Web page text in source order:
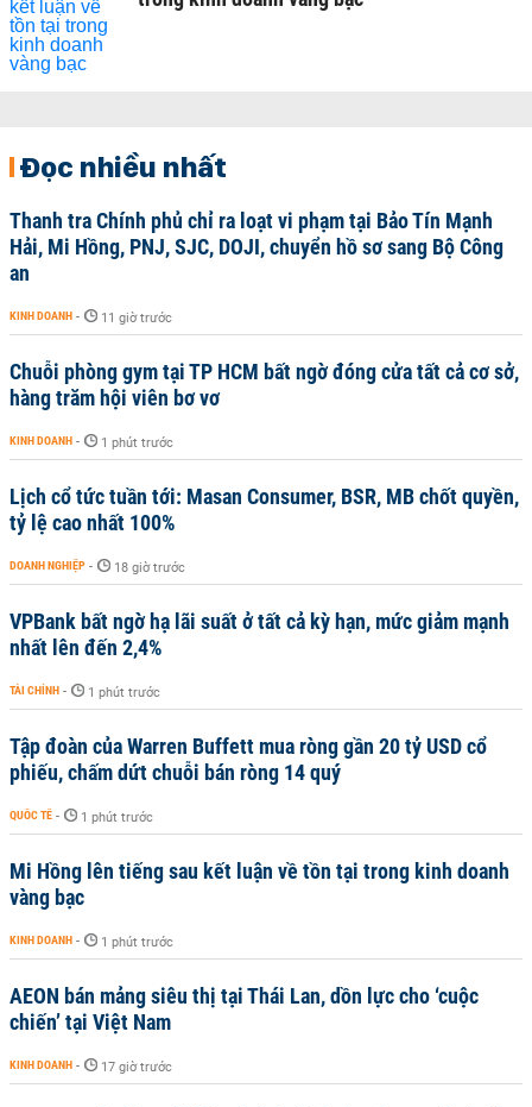
Đọc nhiều nhất
Thanh tra Chính phủ chỉ ra loạt vi phạm tại Bảo Tín Mạnh
Hải, Mi Hồng, PNJ, SJC, DOJI, chuyển hồ sơ sang Bộ Công
an
KINH DOANH - 11 giờ trước
Chuỗi phòng gym tại TP HCM bất ngờ đóng cửa tất cả cơ sở,
hàng trăm hội viên bơ vơ
KINH DOANH - 1 phút trước
Lịch cổ tức tuần tới: Masan Consumer, BSR, MB chốt quyền,
tỷ lệ cao nhất 100%
DOANH NGHIỆP - 18 giờ trước
VPBank bất ngờ hạ lãi suất ở tất cả kỳ hạn, mức giảm mạnh
nhất lên đến 2,4%
TÀI CHÍNH - 1 phút trước
Tập đoàn của Warren Buffett mua ròng gần 20 tỷ USD cổ
phiếu, chấm dứt chuỗi bán ròng 14 quý
QUỐC TẾ - 1 phút trước
Mi Hồng lên tiếng sau kết luận về tồn tại trong kinh doanh
vàng bạc
KINH DOANH - 1 phút trước
AEON bán mảng siêu thị tại Thái Lan, dồn lực cho ‘cuộc
chiến’ tại Việt Nam
KINH DOANH - 17 giờ trước